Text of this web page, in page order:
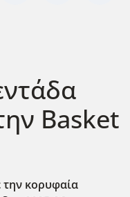
Basket
κορυφαία